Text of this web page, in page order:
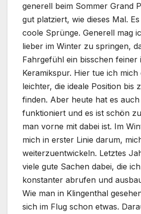
generell beim Sommer Grand
gut platziert, wie dieses Mal.
coole Sprünge. Generell mag
lieber im Winter zu springen,
Fahrgefühl ein bisschen feiner
Keramikspur. Hier tue ich
leichter, die ideale Position bis
finden. Aber heute hat es
funktioniert und es ist schön
man vorne mit dabei ist. Im
mich in erster Linie darum,
weiterzuentwickeln. Letztes
viele gute Sachen dabei, die
konstanter abrufen und
Wie man in Klingenthal
sich im Flug schon etwas.